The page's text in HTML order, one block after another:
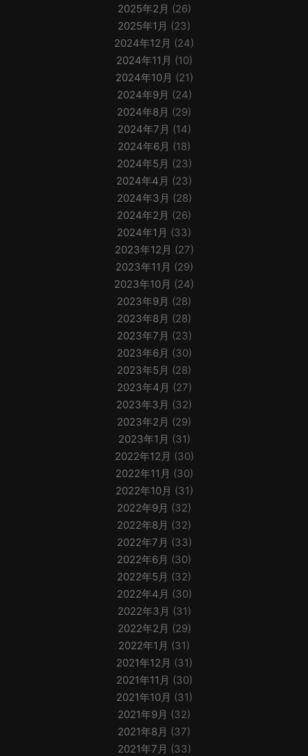
2025年2月 (26)
2025年1月 (23)
2024年12月 (24)
2024年11月 (10)
2024年10月 (21)
2024年9月 (24)
2024年8月 (29)
2024年7月 (14)
2024年6月 (18)
2024年5月 (23)
2024年4月 (23)
2024年3月 (28)
2024年2月 (26)
2024年1月 (33)
2023年12月 (27)
2023年11月 (29)
2023年10月 (24)
2023年9月 (28)
2023年8月 (28)
2023年7月 (23)
2023年6月 (30)
2023年5月 (28)
2023年4月 (27)
2023年3月 (32)
2023年2月 (29)
2023年1月 (31)
2022年12月 (30)
2022年11月 (30)
2022年10月 (31)
2022年9月 (32)
2022年8月 (32)
2022年7月 (33)
2022年6月 (30)
2022年5月 (32)
2022年4月 (30)
2022年3月 (31)
2022年2月 (29)
2022年1月 (31)
2021年12月 (31)
2021年11月 (30)
2021年10月 (31)
2021年9月 (32)
2021年8月 (37)
2021年7月 (33)